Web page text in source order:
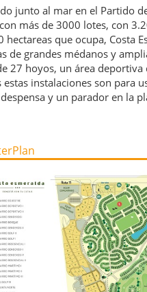
junto al mar en el Partido
más de 3000 lotes, con
hectareas que ocupa, Costa
de grandes médanos y
27 hoyos, un área
estas instalaciones son para
y un parador en la